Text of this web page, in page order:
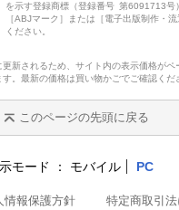
を示す登録商標（登録番号 第6091713号
［ABJマーク］または［電子出版制作・
ください。
新されるため、サイト内の表示価格がペ
。最新の価格は買い物かごでご確認くだ
このページの先頭に戻る
モード モバイル PC
情報保護方針 特定商取引